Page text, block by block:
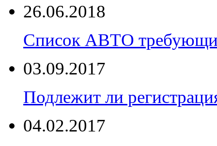
26.06.2018
Список АВТО
03.09.2017
Подлежит ли
04.02.2017